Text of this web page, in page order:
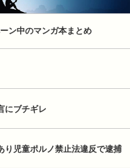
ン中のマンガ本まとめ
にブチギレ
り児童ポルノ禁止法違反で逮捕